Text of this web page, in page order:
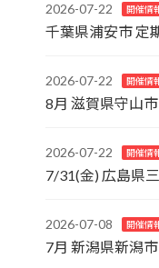
2026-07-22 開催情
千葉県浦安市 定
2026-07-22 開催情
8月 滋賀県守山市
2026-07-22 開催情
7/31(金) 広島県
2026-07-08 開催情
7月 新潟県新潟市